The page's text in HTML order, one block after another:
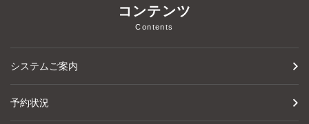
コンテンツ
Contents
システムご案内
予約状況